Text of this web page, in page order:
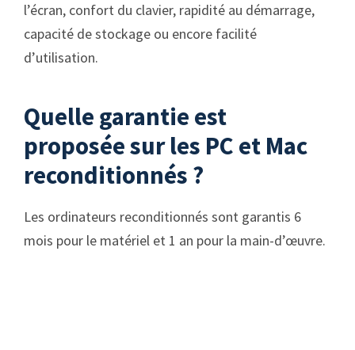
l’écran, confort du clavier, rapidité au démarrage,
capacité de stockage ou encore facilité
d’utilisation.
Quelle garantie est
proposée sur les PC et Mac
reconditionnés ?
Les ordinateurs reconditionnés sont garantis 6
mois pour le matériel et 1 an pour la main-d’œuvre.